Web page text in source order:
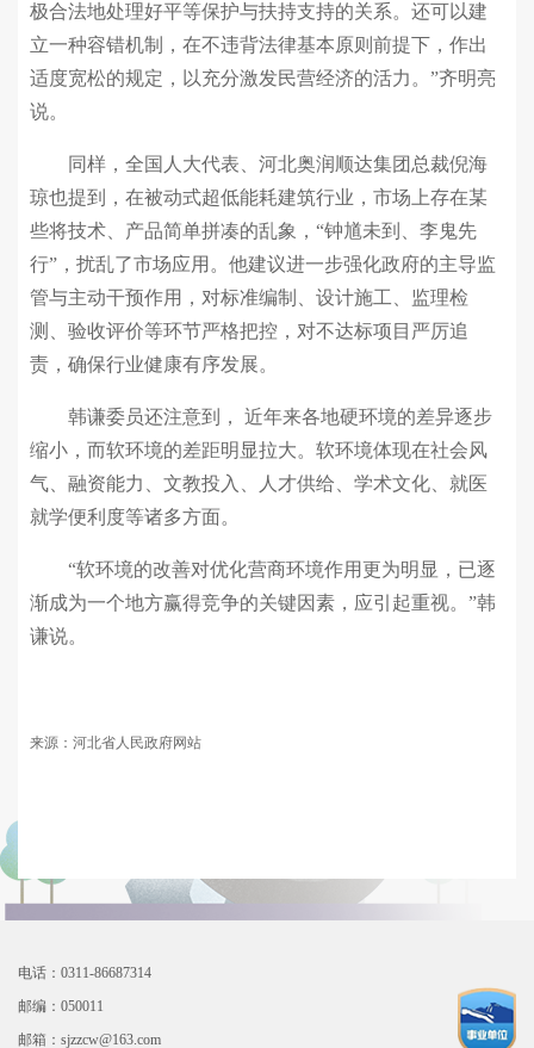
极合法地处理好平等保护与扶持支持的关系。还可以建
立一种容错机制，在不违背法律基本原则前提下，作出
适度宽松的规定，以充分激发民营经济的活力。”齐明亮
说。
同样，全国人大代表、河北奥润顺达集团总裁倪海
琼也提到，在被动式超低能耗建筑行业，市场上存在某
些将技术、产品简单拼凑的乱象，“钟馗未到、李鬼先
行”，扰乱了市场应用。他建议进一步强化政府的主导监
管与主动干预作用，对标准编制、设计施工、监理检
测、验收评价等环节严格把控，对不达标项目严厉追
责，确保行业健康有序发展。
韩谦委员还注意到， 近年来各地硬环境的差异逐步
缩小，而软环境的差距明显拉大。软环境体现在社会风
气、融资能力、文教投入、人才供给、学术文化、就医
就学便利度等诸多方面。
“软环境的改善对优化营商环境作用更为明显，已逐
渐成为一个地方赢得竞争的关键因素，应引起重视。”韩
谦说。
来源：河北省人民政府网站
电话：0311-86687314
邮编：050011
邮箱：sjzzcw@163.com